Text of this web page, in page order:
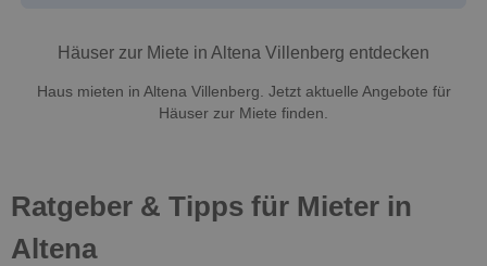
Häuser zur Miete in Altena Villenberg entdecken
Haus mieten in Altena Villenberg. Jetzt aktuelle Angebote für
Häuser zur Miete finden.
Ratgeber & Tipps für Mieter in
Altena